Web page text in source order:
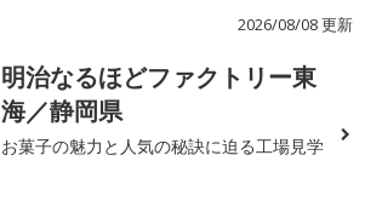
2026/08/08 更新
明治なるほどファクトリー東
海／静岡県
お菓子の魅力と人気の秘訣に迫る工場見学